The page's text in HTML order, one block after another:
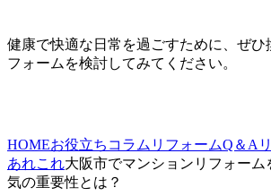
健康で快適な日常を過ごすために、ぜひ
フォームを検討してみてください。
HOMEお役立ちコラム リフォームQ＆A
あれこれ大阪市でマンションリフォーム
気の重要性とは？